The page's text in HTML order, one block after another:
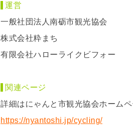
運営
一般社団法人南砺市観光協会
株式会社粋まち
有限会社ハローライクビフォー
関連ページ
詳細はにゃんと市観光協会ホーム
https://nyantoshi.jp/cycling/